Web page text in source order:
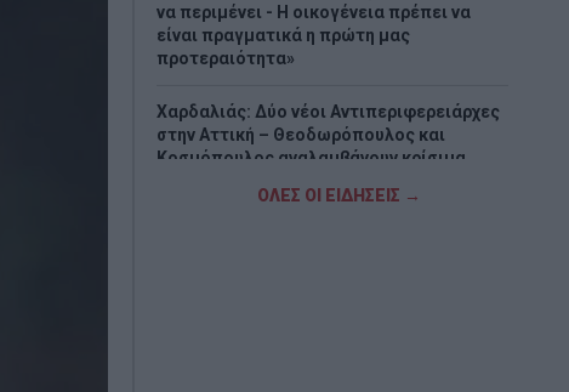
να περιμένει - Η οικογένεια πρέπει να
είναι πραγματικά η πρώτη μας
προτεραιότητα»
Χαρδαλιάς: Δύο νέοι Αντιπεριφερειάρχες
στην Αττική – Θεοδωρόπουλος και
Κοσμόπουλος αναλαμβάνουν κρίσιμα
ΟΛΕΣ ΟΙ ΕΙΔΗΣΕΙΣ →